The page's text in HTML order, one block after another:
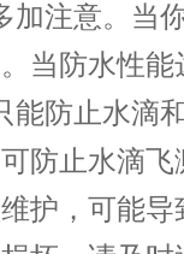
注意。当
当防水性能
能防止水滴
防止水滴
护，可能导